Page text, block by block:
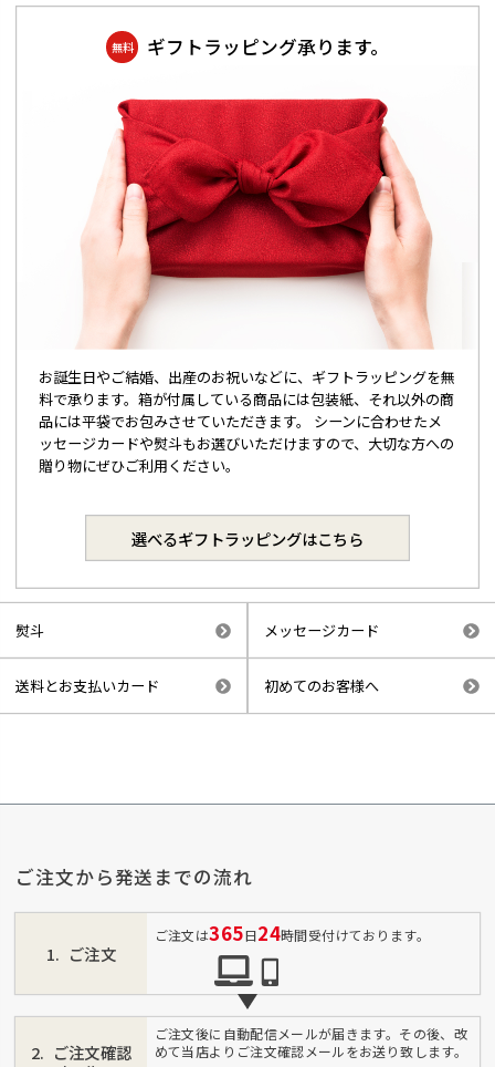
無料 ギフトラッピング承ります。
お誕生日やご結婚、出産のお祝いなどに、ギフトラッピングを無
料で承ります。箱が付属している商品には包装紙、それ以外の商
品には平袋でお包みさせていただきます。 シーンに合わせたメ
ッセージカードや熨斗もお選びいただけますので、大切な方への
贈り物にぜひご利用ください。
選べるギフトラッピングはこちら
熨斗 メッセージカード
送料とお支払いカード 初めてのお客様へ
ご注文から発送までの流れ
ご注文
ご注文は365日24時間受付けております。
ご注文確認
ご注文後に自動配信メールが届きます。その後、改
めて当店よりご注文確認メールをお送り致します。